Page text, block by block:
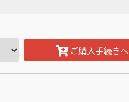
ご購入手続きへ